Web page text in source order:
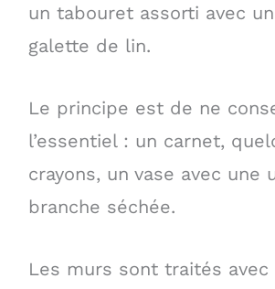
un tabouret assorti avec
galette de lin.
Le principe est de ne
l’essentiel : un carnet,
crayons, un vase avec une
branche séchée.
Les murs sont traités